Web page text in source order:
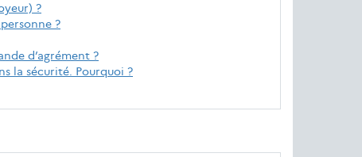
?
?
d’agrément ?
la sécurité. Pourquoi ?